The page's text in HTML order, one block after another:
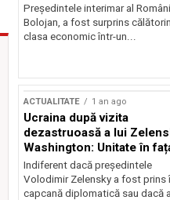
Președintele interimar al
Bolojan, a fost surprins
clasa economic într-un...
ACTUALITATE 1 an ago
Ucraina după vizita
dezastruoasă a lui
Washington: Unitate în
incertitudinii
Indiferent dacă președintele
Volodimir Zelensky a fost prins
capcană diplomatică sau dacă